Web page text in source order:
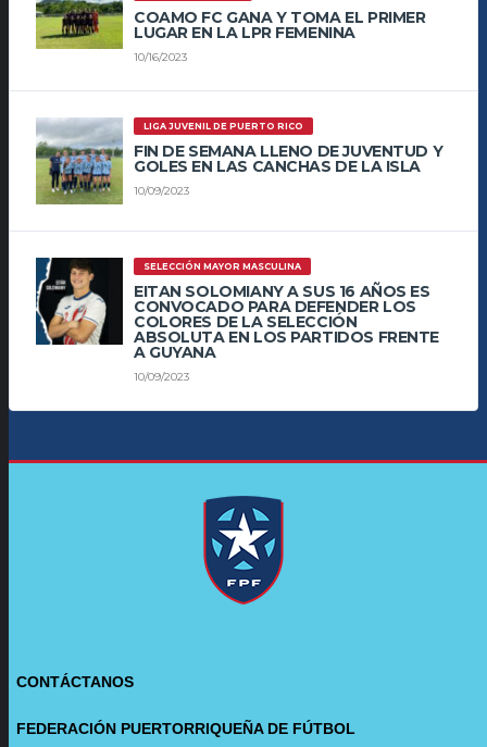
COAMO FC GANA Y TOMA EL PRIMER
LUGAR EN LA LPR FEMENINA
10/16/2023
LIGA JUVENIL DE PUERTO RICO
FIN DE SEMANA LLENO DE JUVENTUD Y
GOLES EN LAS CANCHAS DE LA ISLA
10/09/2023
SELECCIÓN MAYOR MASCULINA
EITAN SOLOMIANY A SUS 16 AÑOS ES
CONVOCADO PARA DEFENDER LOS
COLORES DE LA SELECCIÓN
ABSOLUTA EN LOS PARTIDOS FRENTE
A GUYANA
10/09/2023
CONTÁCTANOS
FEDERACIÓN PUERTORRIQUEÑA DE FÚTBOL